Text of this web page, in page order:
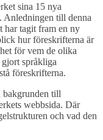
sina 15 nya
Anledningen till denna
har tagit fram en ny
hur föreskrifterna är
för vem de olika
språkliga
föreskrifterna.
bakgrunden till
webbsida. Där
och vad den